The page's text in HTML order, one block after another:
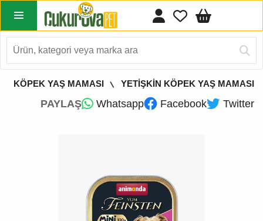
KÖPEK YAŞ MAMASI YETİŞKİN KÖPEK YAŞ MAMASI
PAYLAŞ Whatsapp Facebook Twitter